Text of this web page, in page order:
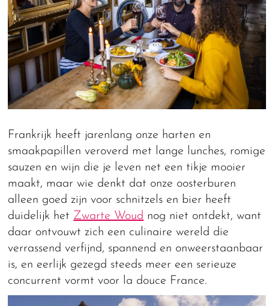
Frankrijk heeft jarenlang onze harten en
smaakpapillen veroverd met lange lunches, romige
sauzen en wijn die je leven net een tikje mooier
maakt, maar wie denkt dat onze oosterburen
alleen goed zijn voor schnitzels en bier heeft
duidelijk het Zwarte Woud nog niet ontdekt, want
daar ontvouwt zich een culinaire wereld die
verrassend verfijnd, spannend en onweerstaanbaar
is, en eerlijk gezegd steeds meer een serieuze
concurrent vormt voor la douce France.